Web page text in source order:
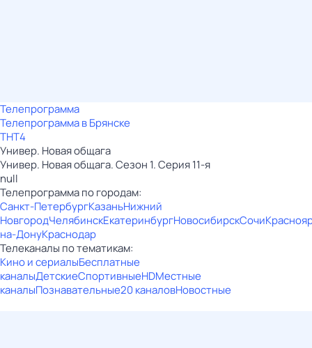
Телепрограмма
Телепрограмма в Брянске
ТНТ4
Универ. Новая общага
Универ. Новая общага. Сезон 1. Серия 11-я
null
Телепрограмма по городам:
Санкт-ПетербургКазаньНижний
НовгородЧелябинскЕкатеринбургНовосибирскСочи
на-ДонуКраснодар
Телеканалы по тематикам:
Кино и сериалыБесплатные
каналыДетскиеСпортивныеHDМестные
каналыПознавательные20 каналовНовостные